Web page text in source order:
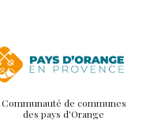
Communauté de communes
des pays d'Orange